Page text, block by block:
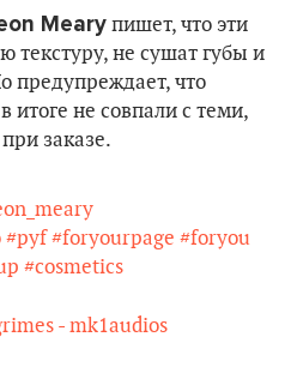
Mearyпишет, что эти
текстуру, не сушат губы и
предупреждает, что
итоге не совпали с теми,
заказе.
#pyf #foryourpage #foryou
#cosmetics
- mk1audios